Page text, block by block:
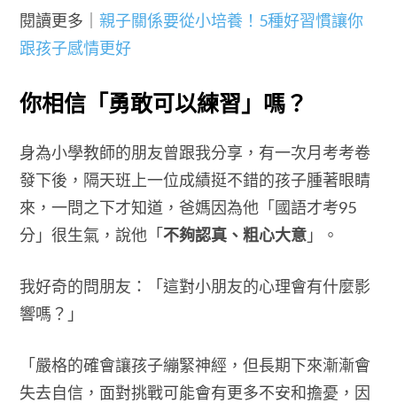
閱讀更多｜ 親子關係要從小培養！5種好習慣讓你
跟孩子感情更好
你相信「勇敢可以練習」嗎？
身為小學教師的朋友曾跟我分享，有一次月考考卷
發下後，隔天班上一位成績挺不錯的孩子腫著眼睛
來，一問之下才知道，爸媽因為他「國語才考95
分」很生氣，說他「不夠認真、粗心大意」。
我好奇的問朋友：「這對小朋友的心理會有什麼影
響嗎？」
「嚴格的確會讓孩子繃緊神經，但長期下來漸漸會
失去自信，面對挑戰可能會有更多不安和擔憂，因